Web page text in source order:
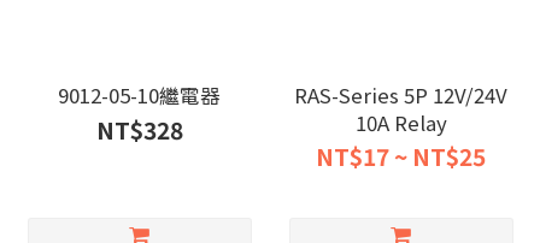
9012-05-10繼電器
NT$328
RAS-Series 5P 12V/24V
10A Relay
NT$17 ~ NT$25